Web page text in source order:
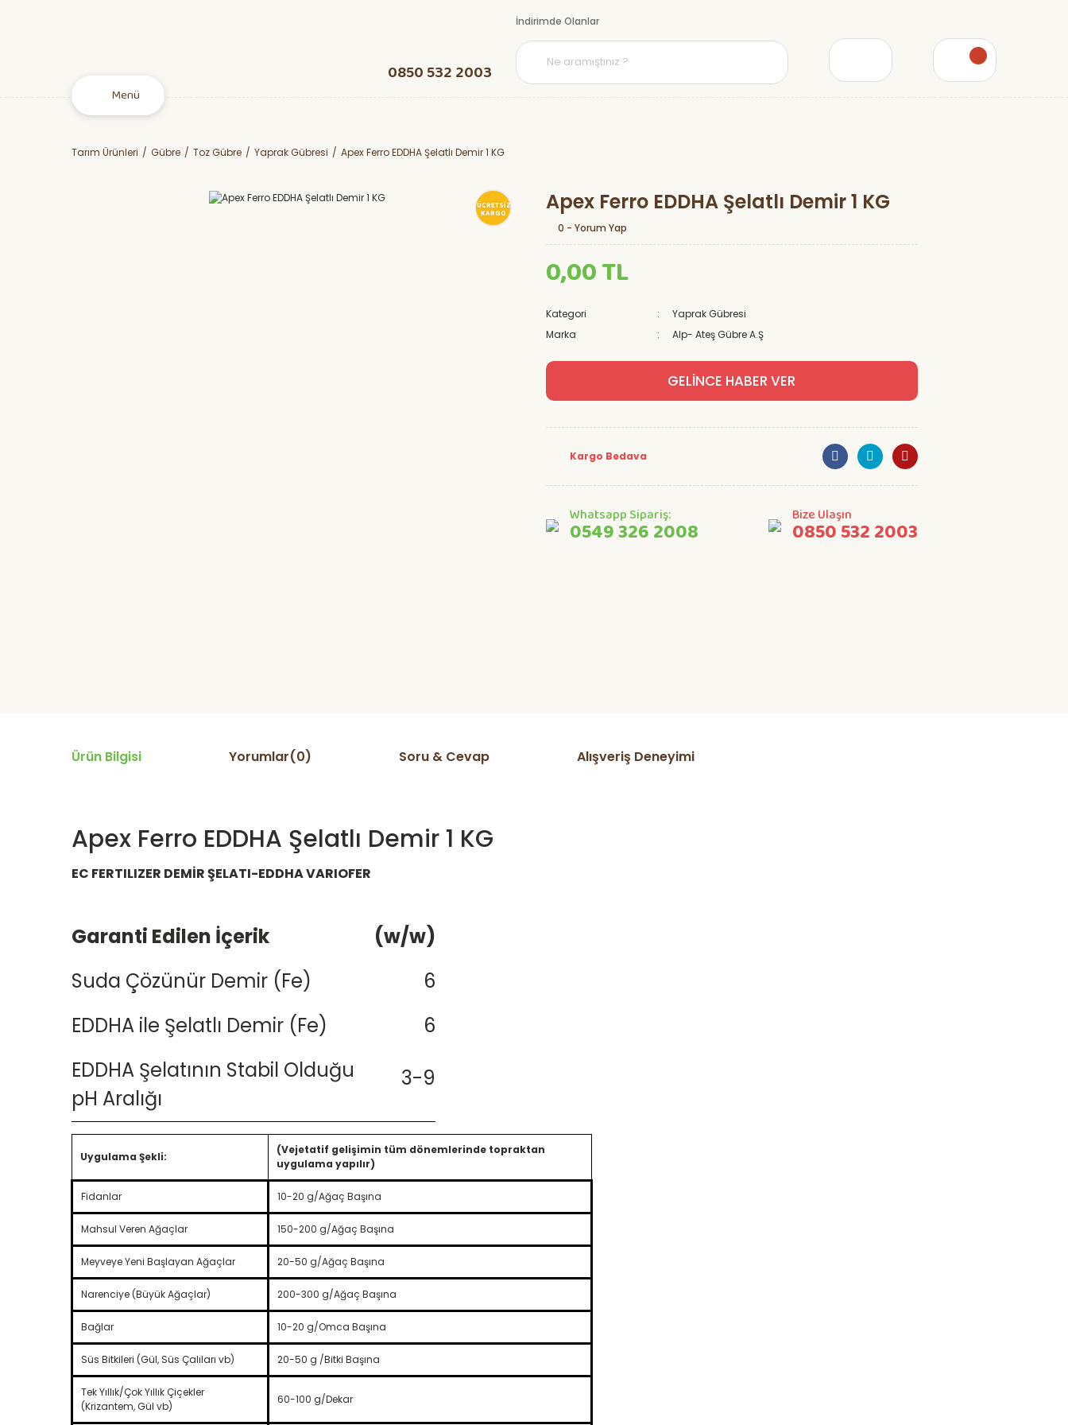
Menü
0850 532 2003
İndirimde Olanlar
Tarım Ürünleri Gübre Toz Gübre Yaprak Gübresi Apex Ferro EDDHA Şelatlı Demir 1 KG
ÜCRETSİZ
KARGO Apex Ferro EDDHA Şelatlı Demir 1 KG
0 - Yorum Yap
0,00 TL
Kategori
Yaprak Gübresi
Marka
Alp- Ateş Gübre A.Ş
GELİNCE HABER VER
Kargo Bedava
Whatsapp Sipariş:
0549 326 2008
Bize Ulaşın
0850 532 2003
Ürün Bilgisi Yorumlar(0) Soru & Cevap Alışveriş Deneyimi
Apex Ferro EDDHA Şelatlı Demir 1 KG
EC FERTILIZER DEMİR ŞELATI-EDDHA VARIOFER
Garanti Edilen İçerik
(w/w)
Suda Çözünür Demir (Fe)
6
EDDHA ile Şelatlı Demir (Fe)
6
EDDHA Şelatının Stabil Olduğu
pH Aralığı
3-9
Uygulama Şekli:
(Vejetatif gelişimin tüm dönemlerinde topraktan
uygulama yapılır)
Fidanlar 10-20 g/Ağaç Başına
Mahsul Veren Ağaçlar 150-200 g/Ağaç Başına
Meyveye Yeni Başlayan Ağaçlar 20-50 g/Ağaç Başına
Narenciye (Büyük Ağaçlar) 200-300 g/Ağaç Başına
Bağlar 10-20 g/Omca Başına
Süs Bitkileri (Gül, Süs Çalıları vb) 20-50 g /Bitki Başına
Tek Yıllık/Çok Yıllık Çiçekler
(Krizantem, Gül vb)
60-100 g/Dekar